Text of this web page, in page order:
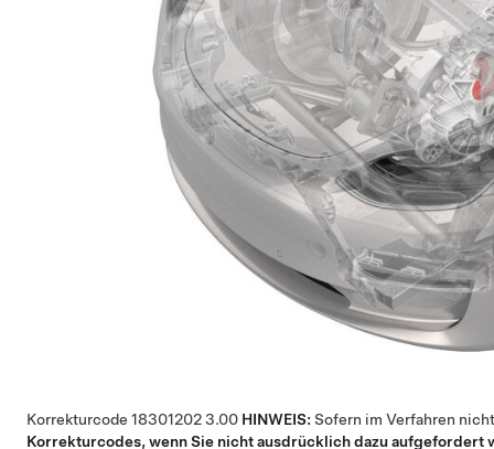
Korrekturcode 183012023.00 HINWEIS: Sofern im Verfahren
Korrekturcodes, wenn Sie nicht ausdrücklich dazu aufgefordert